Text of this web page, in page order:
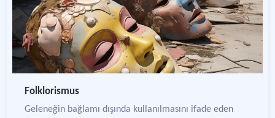
Folklorismus
Geleneğin bağlamı dışında kullanılmasını ifade eden